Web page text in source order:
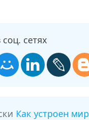
сетях
Как устроен мир